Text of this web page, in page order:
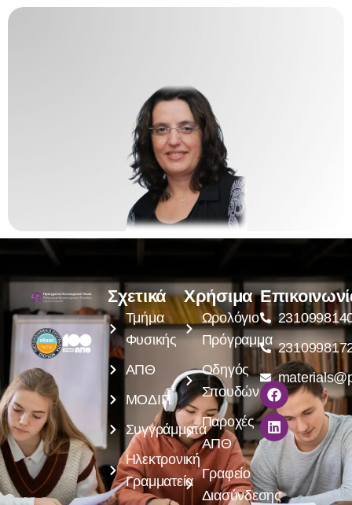
Σχετικά
Τμήμα
Φυσικής
ΑΠΘ
ΜΟΔΙΠ
Συγγράμματα
Ηλεκτρονική
Γραμματεία
Χρήσιμα
Ωρολόγιο
Πρόγραμμα
Οδηγός
Σπουδών
Παροχές
ΑΠΘ
Γραφείο
Διασύνδεσης